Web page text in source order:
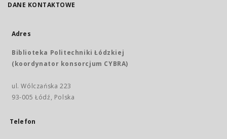
DANE KONTAKTOWE
Adres
Biblioteka Politechniki Łódzkiej
(koordynator konsorcjum CYBRA)
ul. Wólczańska 223
93-005 Łódź, Polska
Telefon